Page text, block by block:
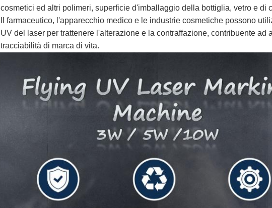
cosmetici ed altri polimeri, superficie d'imballaggio della bottiglia, vetro e di
Il farmaceutico, l'apparecchio medico e le industrie cosmetiche possono
UV del laser per trattenere l'alterazione e la contraffazione, contribuente ad
tracciabilità di marca di vita.